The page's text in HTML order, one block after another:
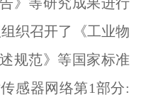
织召开了《工业物
规范》等国家标准
感器网络第1 部分: